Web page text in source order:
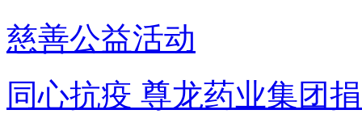
慈善公益活动
同心抗疫 尊龙药业集团